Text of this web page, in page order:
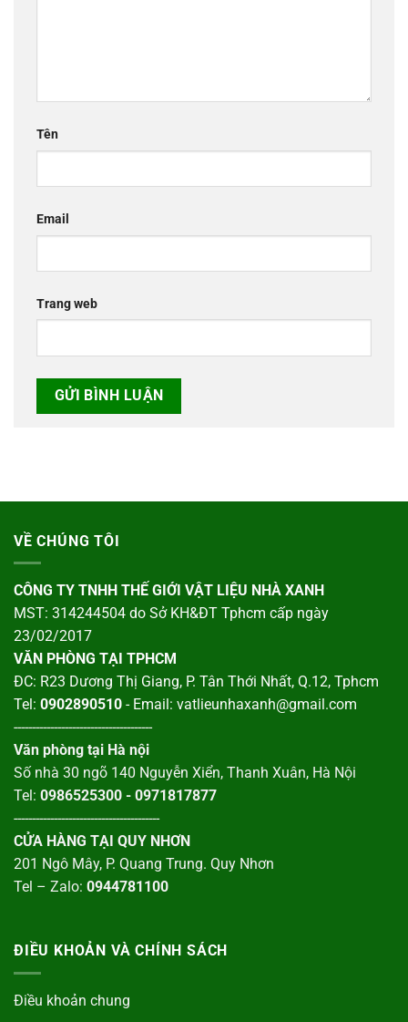
Tên
Email
Trang web
VỀ CHÚNG TÔI
CÔNG TY TNHH THẾ GIỚI VẬT LIỆU NHÀ XANH
MST: 314244504 do Sở KH&ĐT Tphcm cấp ngày
23/02/2017
VĂN PHÒNG TẠI TPHCM
ĐC: R23 Dương Thị Giang, P. Tân Thới Nhất, Q.12, Tphcm
Tel: 0902890510 - Email: vatlieunhaxanh@gmail.com
--------------------------------------
Văn phòng tại Hà nội
Số nhà 30 ngõ 140 Nguyễn Xiển, Thanh Xuân, Hà Nội
Tel: 0986525300 - 0971817877
----------------------------------------
CỬA HÀNG TẠI QUY NHƠN
201 Ngô Mây, P. Quang Trung. Quy Nhơn
Tel – Zalo: 0944781100
ĐIỀU KHOẢN VÀ CHÍNH SÁCH
Điều khoản chung